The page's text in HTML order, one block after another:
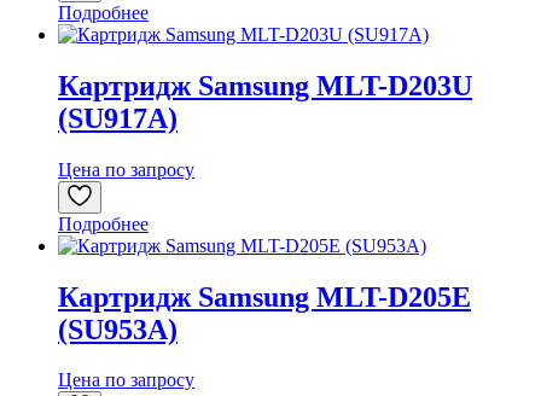
Подробнее
Картридж Samsung MLT-D203U
(SU917A)
Цена по запросу
Подробнее
Картридж Samsung MLT-D205E
(SU953A)
Цена по запросу